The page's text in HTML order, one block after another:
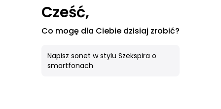
Wszystkie Narzędzia
Cześć,
Co mogę dla Ciebie dzisiaj zrobić?
Napisz sonet w stylu Szekspira o
smartfonach